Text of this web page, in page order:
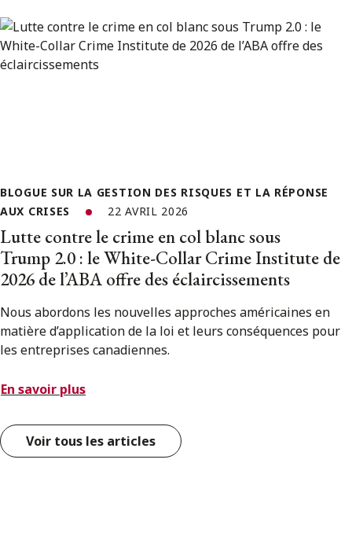
BLOGUE SUR LA GESTION DES RISQUES ET LA RÉPONSE
AUX CRISES
22 AVRIL 2026
Lutte contre le crime en col blanc sous
Trump 2.0 : le White-Collar Crime Institute de
2026 de l’ABA offre des éclaircissements
Nous abordons les nouvelles approches américaines en
matière d’application de la loi et leurs conséquences pour
les entreprises canadiennes.
En savoir plus
Voir tous les articles